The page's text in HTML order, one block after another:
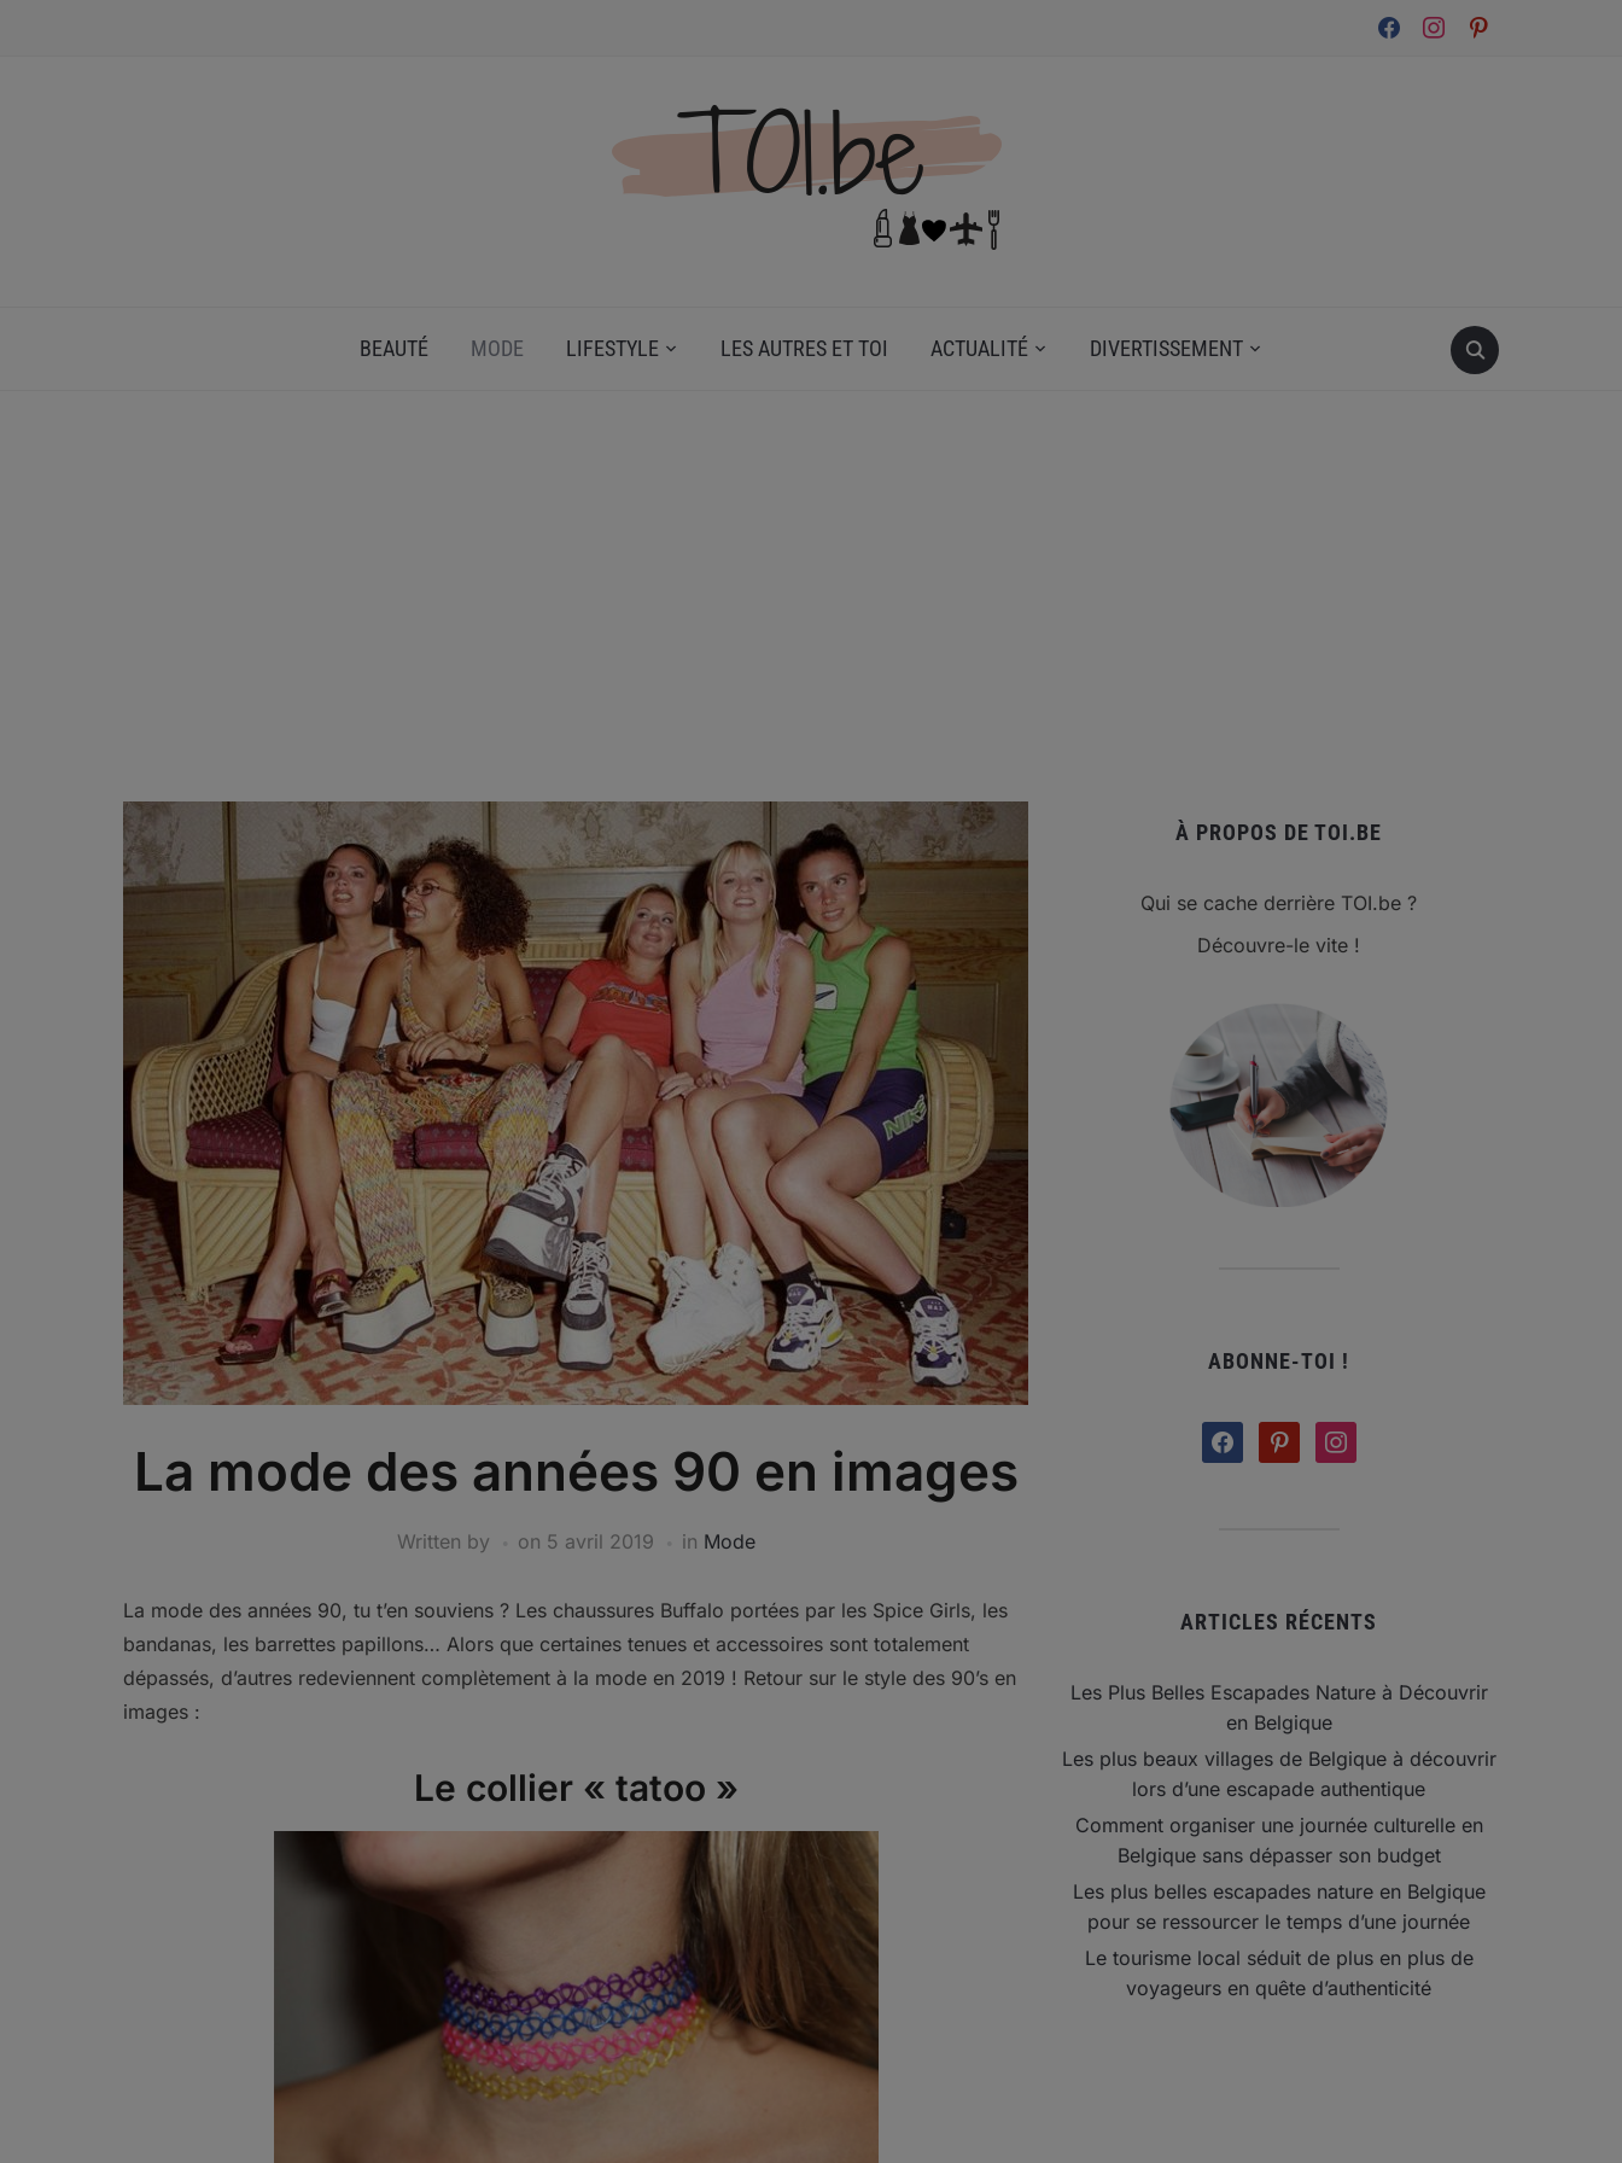
facebookinstagrampinterest
BEAUTÉ MODE LIFESTYLE LES AUTRES ET TOI ACTUALITÉ DIVERTISSEMENT
La mode des années 90 en images
Written by on 5 avril 2019 in Mode
La mode des années 90, tu t’en souviens ? Les chaussures Buffalo portées par les Spice Girls, les
bandanas, les barrettes papillons… Alors que certaines tenues et accessoires sont totalement
dépassés, d’autres redeviennent complètement à la mode en 2019 ! Retour sur le style des 90’s en
images :
Le collier « tatoo »
À PROPOS DE TOI.BE
Qui se cache derrière TOI.be ?
Découvre-le vite !
ABONNE-TOI !
facebookpinterestinstagram
ARTICLES RÉCENTS
Les Plus Belles Escapades Nature à Découvrir
en Belgique
Les plus beaux villages de Belgique à découvrir
lors d’une escapade authentique
Comment organiser une journée culturelle en
Belgique sans dépasser son budget
Les plus belles escapades nature en Belgique
pour se ressourcer le temps d’une journée
Le tourisme local séduit de plus en plus de
voyageurs en quête d’authenticité